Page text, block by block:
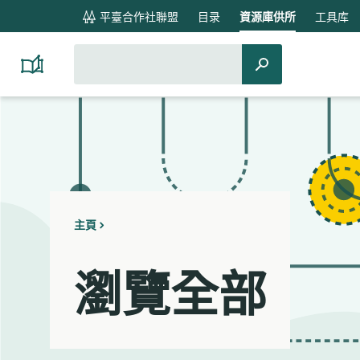
navigation
平臺合作社聯盟 目录 資源庫供所 工具库
Platform
Cooperativism
Resource
搜
索
主頁
瀏覽全部